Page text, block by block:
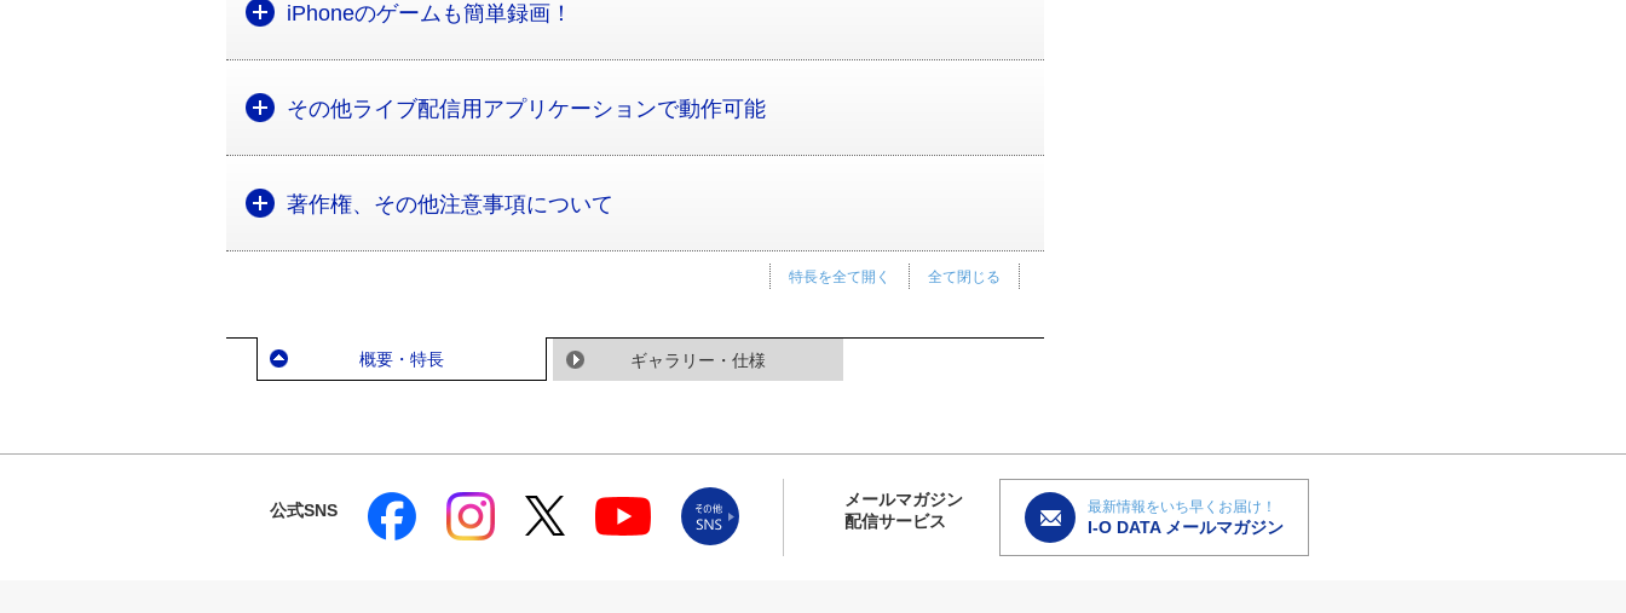
iPhoneのゲームも簡単録画！
その他ライブ配信用アプリケーションで動作可能
著作権、その他注意事項について
全て閉じる
特長を全て開く
概要・特長 ギャラリー・仕様
公式SNS
メールマガジン
配信サービス
最新情報をいち早くお届け！
I-O DATA メールマガジン